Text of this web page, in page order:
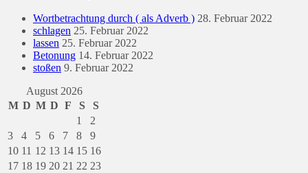
Wortbetrachtung durch ( als Adverb ) 28. Februar 2022
schlagen 25. Februar 2022
lassen 25. Februar 2022
Betonung 14. Februar 2022
stoßen 9. Februar 2022
August 2026
M D M D F S
S
1
2
3
4 5 6 7 8
9
10 11 12 13 14 15 16
17 18 19 20 21 22 23